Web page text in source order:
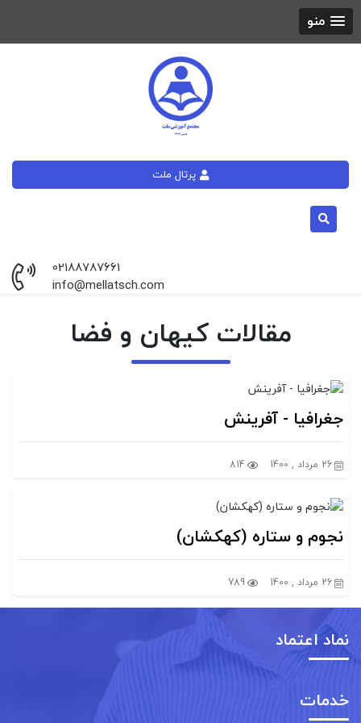
منو
پرتال ملت
02188787661
info@mellatsch.com
مقالاتکیهان و فضا
جغرافیا - آفرینش
26 مرداد , 1400 814
نجوم و ستاره (کهکشان)
26 مرداد , 1400 789
نماد اعتماد
خدمات